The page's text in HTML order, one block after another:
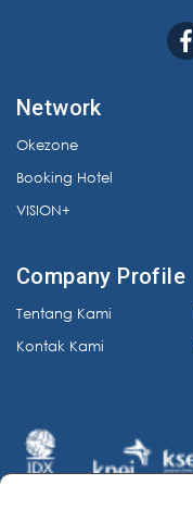
Network
Okezone
Booking Hotel
VISION+
Company Profile
Tentang Kami
Kontak Kami